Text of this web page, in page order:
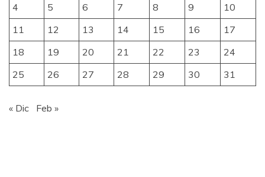
4
5 6 7 8 9
10
11
12 13 14 15 16
17
18
19 20 21 22 23
24
25
26 27 28 29 30 31
« Dic Feb »